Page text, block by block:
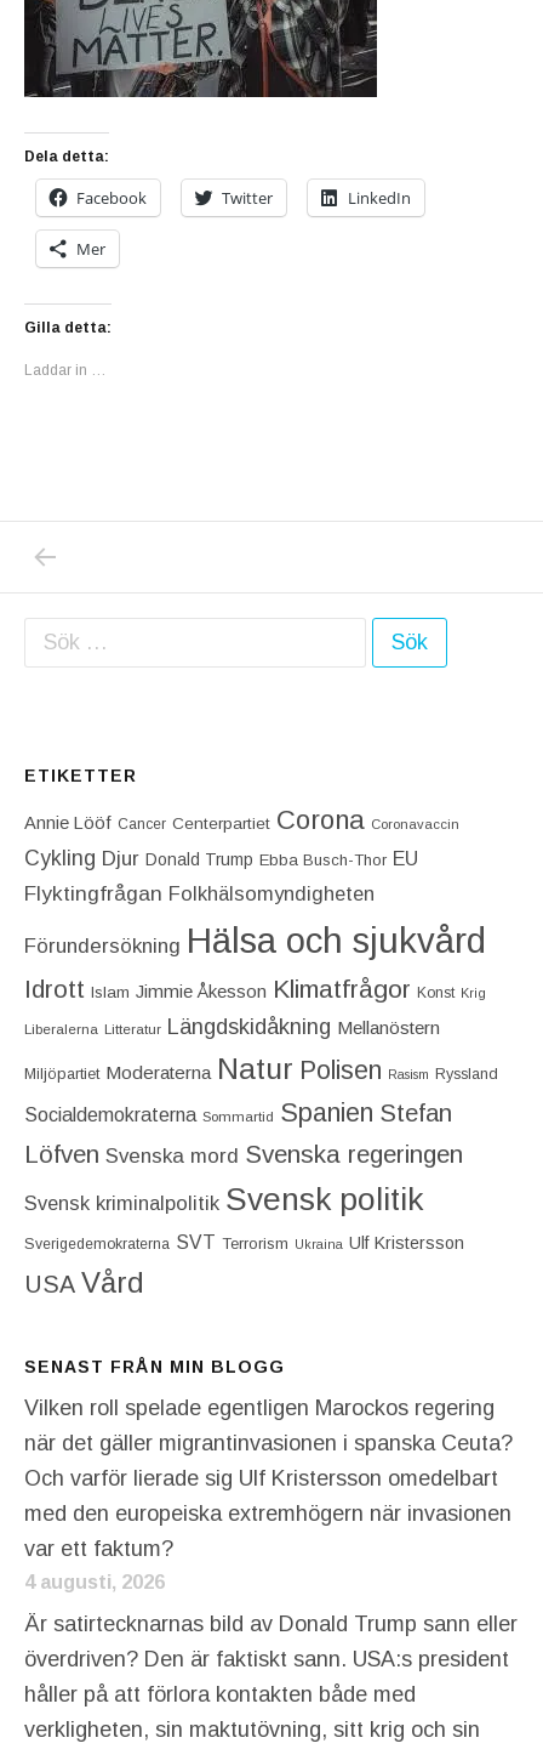
Dela detta:
Facebook Twitter LinkedIn
Mer
Gilla detta:
Laddar in …
Inläggsnavigering
Sök efter:
ETIKETTER
Annie Lööf Cancer Centerpartiet‎ Corona Coronavaccin
Cykling Djur Donald Trump Ebba Busch-Thor EU
Flyktingfrågan Folkhälsomyndigheten
Förundersökning Hälsa och sjukvård
Idrott Islam Jimmie Åkesson Klimatfrågor Konst Krig
Liberalerna Litteratur Längdskidåkning Mellanöstern
Miljöpartiet Moderaterna Natur Polisen Rasism Ryssland
Socialdemokraterna Sommartid Spanien Stefan
Löfven Svenska mord Svenska regeringen
Svensk kriminalpolitik Svensk politik
Sverigedemokraterna SVT Terrorism Ukraina Ulf Kristersson
USA Vård
SENAST FRÅN MIN BLOGG
Vilken roll spelade egentligen Marockos regering
när det gäller migrantinvasionen i spanska Ceuta?
Och varför lierade sig Ulf Kristersson omedelbart
med den europeiska extremhögern när invasionen
var ett faktum?
4 augusti, 2026
Är satirtecknarnas bild av Donald Trump sann eller
överdriven? Den är faktiskt sann. USA:s president
håller på att förlora kontakten både med
verkligheten, sin maktutövning, sitt krig och sin